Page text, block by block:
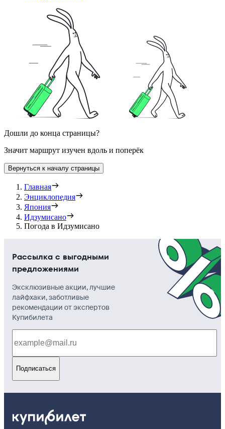
Дошли до конца страницы?
Значит маршрут изучен вдоль и поперёк
Вернуться к началу страницы
Главная
Энциклопедия
Япония
Идзумисано
Погода в Идзумисано
Рассылка с выгодными
предложениями
Эксклюзивные акции, лучшие
лайфхаки, заботливые
рекомендации от экспертов
Купибилета
Подписаться